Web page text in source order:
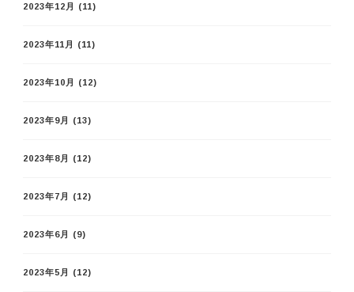
2023年12月 (11)
2023年11月 (11)
2023年10月 (12)
2023年9月 (13)
2023年8月 (12)
2023年7月 (12)
2023年6月 (9)
2023年5月 (12)